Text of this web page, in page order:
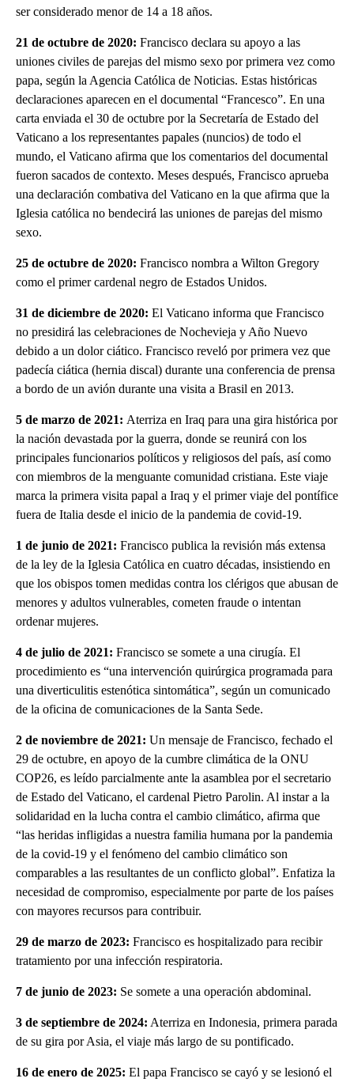
ser considerado menor de 14 a 18 años.
21 de octubre de 2020: Francisco declara su apoyo a las
uniones civiles de parejas del mismo sexo por primera vez como
papa, según la Agencia Católica de Noticias. Estas históricas
declaraciones aparecen en el documental “Francesco”. En una
carta enviada el 30 de octubre por la Secretaría de Estado del
Vaticano a los representantes papales (nuncios) de todo el
mundo, el Vaticano afirma que los comentarios del documental
fueron sacados de contexto. Meses después, Francisco aprueba
una declaración combativa del Vaticano en la que afirma que la
Iglesia católica no bendecirá las uniones de parejas del mismo
sexo.
25 de octubre de 2020: Francisco nombra a Wilton Gregory
como el primer cardenal negro de Estados Unidos.
31 de diciembre de 2020: El Vaticano informa que Francisco
no presidirá las celebraciones de Nochevieja y Año Nuevo
debido a un dolor ciático. Francisco reveló por primera vez que
padecía ciática (hernia discal) durante una conferencia de prensa
a bordo de un avión durante una visita a Brasil en 2013.
5 de marzo de 2021: Aterriza en Iraq para una gira histórica por
la nación devastada por la guerra, donde se reunirá con los
principales funcionarios políticos y religiosos del país, así como
con miembros de la menguante comunidad cristiana. Este viaje
marca la primera visita papal a Iraq y el primer viaje del pontífice
fuera de Italia desde el inicio de la pandemia de covid-19.
1 de junio de 2021: Francisco publica la revisión más extensa
de la ley de la Iglesia Católica en cuatro décadas, insistiendo en
que los obispos tomen medidas contra los clérigos que abusan de
menores y adultos vulnerables, cometen fraude o intentan
ordenar mujeres.
4 de julio de 2021: Francisco se somete a una cirugía. El
procedimiento es “una intervención quirúrgica programada para
una diverticulitis estenótica sintomática”, según un comunicado
de la oficina de comunicaciones de la Santa Sede.
2 de noviembre de 2021: Un mensaje de Francisco, fechado el
29 de octubre, en apoyo de la cumbre climática de la ONU
COP26, es leído parcialmente ante la asamblea por el secretario
de Estado del Vaticano, el cardenal Pietro Parolin. Al instar a la
solidaridad en la lucha contra el cambio climático, afirma que
“las heridas infligidas a nuestra familia humana por la pandemia
de la covid-19 y el fenómeno del cambio climático son
comparables a las resultantes de un conflicto global”. Enfatiza la
necesidad de compromiso, especialmente por parte de los países
con mayores recursos para contribuir.
29 de marzo de 2023: Francisco es hospitalizado para recibir
tratamiento por una infección respiratoria.
7 de junio de 2023: Se somete a una operación abdominal.
3 de septiembre de 2024: Aterriza en Indonesia, primera parada
de su gira por Asia, el viaje más largo de su pontificado.
16 de enero de 2025: El papa Francisco se cayó y se lesionó el